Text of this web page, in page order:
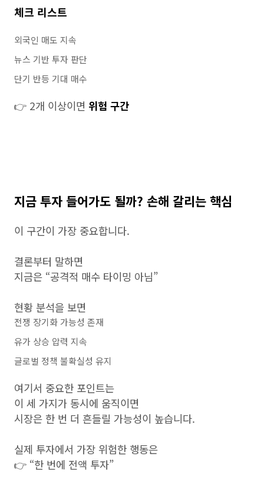
체크 리스트
외국인 매도 지속
뉴스 기반 투자 판단
단기 반등 기대 매수
👉 2개 이상이면 위험 구간
지금 투자 들어가도 될까? 손해 갈리는 핵심
이 구간이 가장 중요합니다.
결론부터 말하면
지금은 “공격적 매수 타이밍 아님”
현황 분석을 보면
전쟁 장기화 가능성 존재
유가 상승 압력 지속
글로벌 정책 불확실성 유지
여기서 중요한 포인트는
이 세 가지가 동시에 움직이면
시장은 한 번 더 흔들릴 가능성이 높습니다.
실제 투자에서 가장 위험한 행동은
👉 “한 번에 전액 투자”